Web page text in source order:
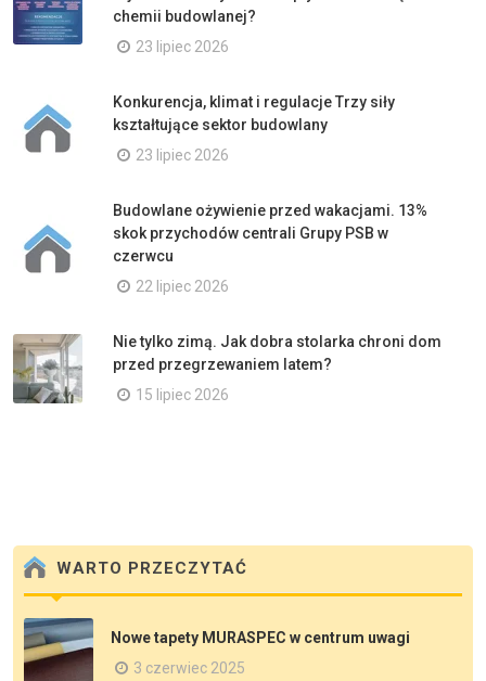
chemii budowlanej?
23 lipiec 2026
Konkurencja, klimat i regulacje Trzy siły
kształtujące sektor budowlany
23 lipiec 2026
Budowlane ożywienie przed wakacjami. 13%
skok przychodów centrali Grupy PSB w
czerwcu
22 lipiec 2026
Nie tylko zimą. Jak dobra stolarka chroni dom
przed przegrzewaniem latem?
15 lipiec 2026
WARTO PRZECZYTAĆ
Nowe tapety MURASPEC w centrum uwagi
3 czerwiec 2025